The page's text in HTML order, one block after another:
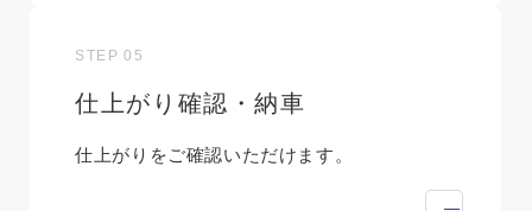
STEP 05
仕上がり確認・納車
仕上がりをご確認いただけます。